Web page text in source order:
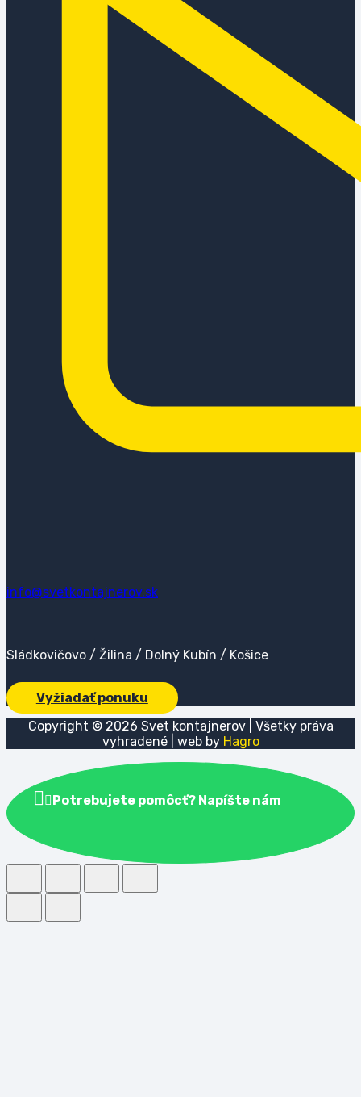
info@svetkontajnerov.sk
Sládkovičovo / Žilina / Dolný Kubín / Košice
Vyžiadať ponuku
Copyright © 2026 Svet kontajnerov | Všetky práva
vyhradené | web by Hagro
Potrebujete pomôcť? Napíšte nám